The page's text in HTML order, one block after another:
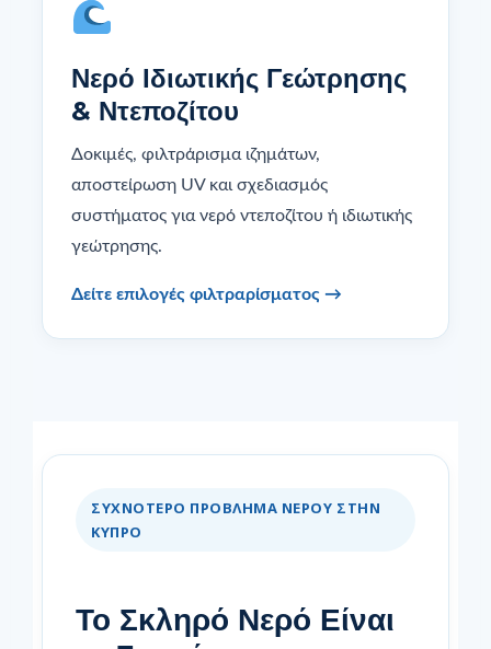
Νερό Ιδιωτικής Γεώτρησης
& Ντεποζίτου
Δοκιμές, φιλτράρισμα ιζημάτων,
αποστείρωση UV και σχεδιασμός
συστήματος για νερό ντεποζίτου ή ιδιωτικής
γεώτρησης.
Δείτε επιλογές φιλτραρίσματος →
ΣΥΧΝΌΤΕΡΟ ΠΡΌΒΛΗΜΑ ΝΕΡΟΎ ΣΤΗΝ
ΚΎΠΡΟ
Το Σκληρό Νερό Είναι